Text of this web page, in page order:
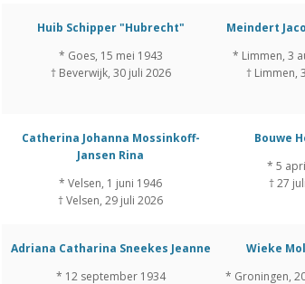
Huib Schipper "Hubrecht"
* Goes, 15 mei 1943
† Beverwijk, 30 juli 2026
Meindert
* Limmen, 3
† Limmen,
Catherina Johanna Mossinkoff-
Jansen Rina
* Velsen, 1 juni 1946
† Velsen, 29 juli 2026
Bouwe
* 5
† 27
Adriana Catharina Sneekes Jeanne
* 12 september 1934
Wieke
* Groningen,